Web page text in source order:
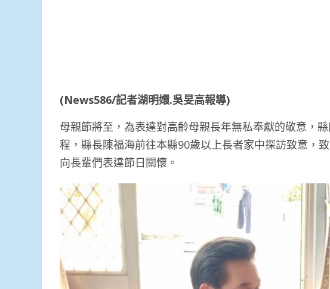
(News586/記者湖明嬛.吳旻高報導)
母親節將至，為表達對高齡母親長年無私奉獻的敬意，
程，縣長陳福海前往本縣90歲以上長者家中探訪致意，
向長輩們表達節日關懷。